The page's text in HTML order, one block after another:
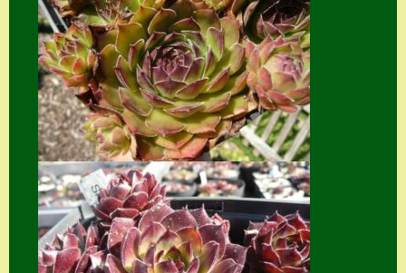
S. x nixonii
Semps die ich
suche
Semps von A – Z
Shop
Suche
Sue Thomas
Translator